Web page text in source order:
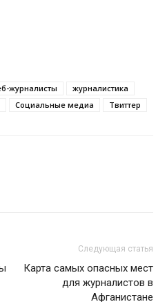
журналисты
журналистика
Социальные медиа Твиттер
Следующая статья
Карта самых опасных мест
для журналистов в
Афганистане